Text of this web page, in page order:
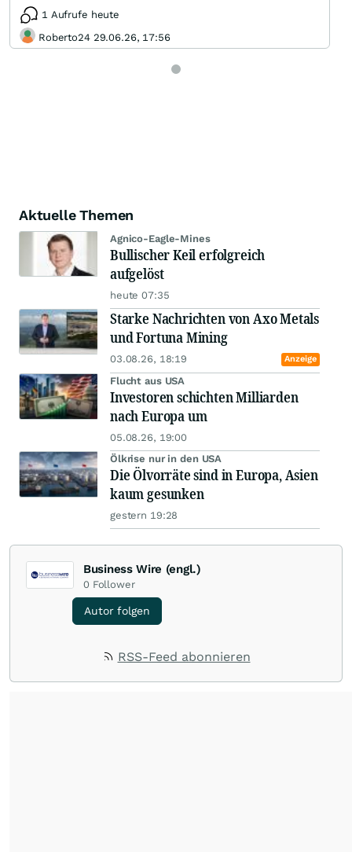
1 Aufrufe heute
Roberto24 29.06.26, 17:56
Aktuelle Themen
Agnico-Eagle-Mines
Bullischer Keil erfolgreich
aufgelöst
heute 07:35
Starke Nachrichten von Axo Metals
und Fortuna Mining
03.08.26, 18:19 Anzeige
Flucht aus USA
Investoren schichten Milliarden
nach Europa um
05.08.26, 19:00
Ölkrise nur in den USA
Die Ölvorräte sind in Europa, Asien
kaum gesunken
gestern 19:28
Business Wire (engl.)
0 Follower
Autor folgen
RSS-Feed abonnieren